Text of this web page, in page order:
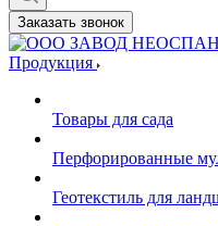
Заказать звонок
Продукция
Товары для сада
Перфорированные
Геотекстиль для